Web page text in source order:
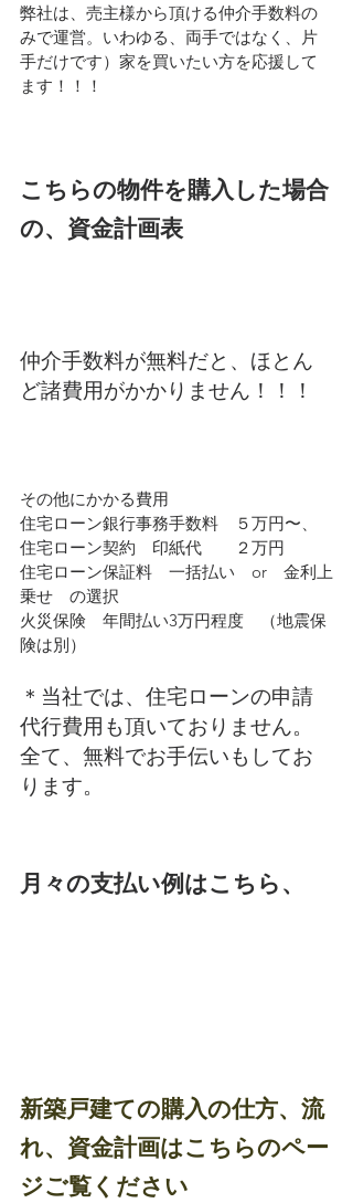
弊社は、売主様から頂ける仲介手数料の
みで運営。いわゆる、両手ではなく、片
手だけです）家を買いたい方を応援して
ます！！！
こちらの物件を購入した場合
の、資金計画表
仲介手数料が無料だと、ほとん
ど諸費用がかかりません！！！
その他にかかる費用
住宅ローン銀行事務手数料　５万円〜、
住宅ローン契約　印紙代　　２万円
住宅ローン保証料　一括払い　or　金利上
乗せ　の選択
火災保険　年間払い3万円程度　（地震保
険は別）
＊当社では、住宅ローンの申請
代行費用も頂いておりません。
全て、無料でお手伝いもしてお
ります。
月々の支払い例はこちら、
新築戸建ての購入の仕方、流
れ、資金計画はこちらのペー
ジご覧ください